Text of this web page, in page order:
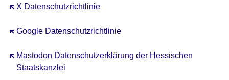
X Datenschutzrichtlinie
Öffnet sich in einem neuen Fenster
Google Datenschutzrichtlinie
Öffnet sich in einem neuen Fenster
Mastodon Datenschutzerklärung der Hessischen
Staatskanzlei
Öffnet sich in einem neuen Fenster